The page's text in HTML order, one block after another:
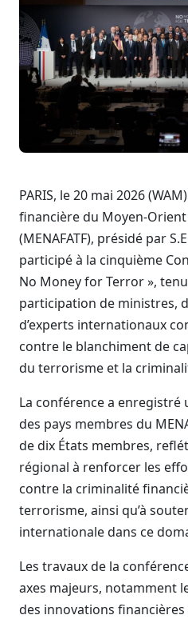
PARIS, le 20 mai 2026
financière du Moyen-
(MENAFATF), présidé par
participé à la cinquième
No Money for Terror »,
participation de ministres,
d’experts internationaux
contre le blanchiment de
du terrorisme et la
La conférence a
des pays membres du
de dix États membres,
régional à renforcer les
contre la criminalité
terrorisme, ainsi qu’à
internationale dans ce
Les travaux de la
axes majeurs, notamment
des innovations